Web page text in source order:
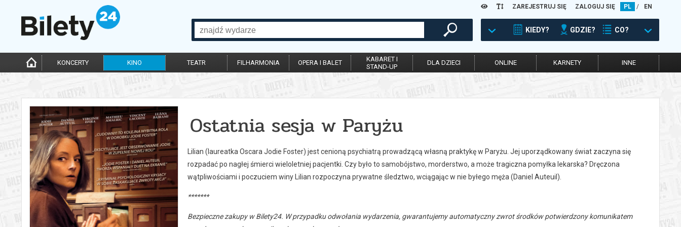
ZAREJESTRUJ SIĘ ZALOGUJ SIĘ PL / EN
KIEDY? GDZIE? CO?
KONCERTY KINO TEATR FILHARMONIA OPERA I BALET
KABARET I
STAND-UP
DLA DZIECI ONLINE KARNETY INNE
Ostatnia sesja w Paryżu
Lilian (laureatka Oscara Jodie Foster) jest cenioną psychiatrą prowadzącą własną praktykę w Paryżu. Jej uporządkowany świat zaczyna się
rozpadać po nagłej śmierci wieloletniej pacjentki. Czy było to samobójstwo, morderstwo, a może tragiczna pomyłka lekarska? Dręczona
wątpliwościami i poczuciem winy Lilian rozpoczyna prywatne śledztwo, wciągając w nie byłego męża (Daniel Auteuil).
*******
Bezpieczne zakupy w Bilety24. W przypadku odwołania wydarzenia, gwarantujemy automatyczny zwrot środków potwierdzony komunikatem